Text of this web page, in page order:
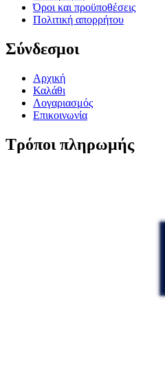
Όροι και προϋποθέσεις
Πολιτική απορρήτου
Σύνδεσμοι
Αρχική
Καλάθι
Λογαριασμός
Επικοινωνία
Τρόποι πληρωμής